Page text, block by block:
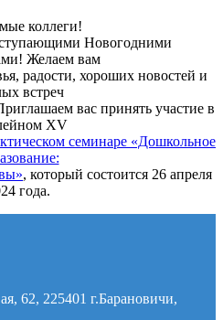
коллеги!
Новогодними
Желаем вам
радости, хороших новостей и
встреч
вас принять участие в
ХV
семинаре «Дошкольное
, который состоится 26 апреля
года.
62, 225401 г.Барановичи,